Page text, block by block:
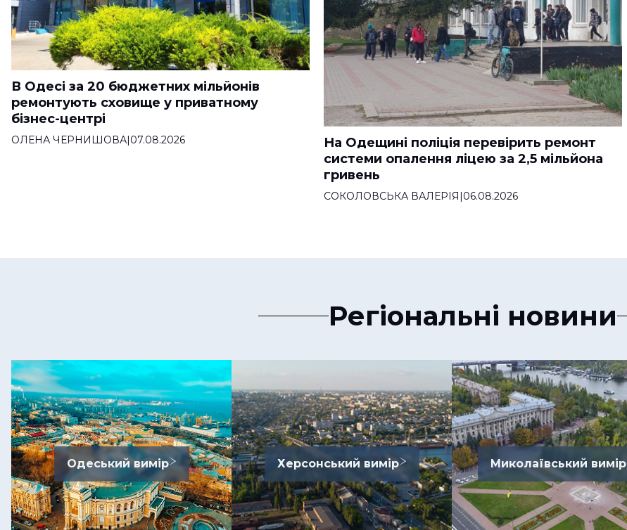
В Одесі за 20 бюджетних мільйонів
ремонтують сховище у приватному
бізнес-центрі
ОЛЕНА ЧЕРНИШОВА|07.08.2026
На Одещині поліція перевірить ремонт
системи опалення ліцею за 2,5 мільйона
гривень
СОКОЛОВСЬКА ВАЛЕРІЯ|06.08.2026
Регіональні новини
Одеський вимір Херсонський вимір Миколаївський вимір